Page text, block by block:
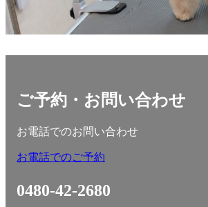
ご予約・お問い合わせ
お電話でのお問い合わせ
お電話でのご予約
0480-42-2680